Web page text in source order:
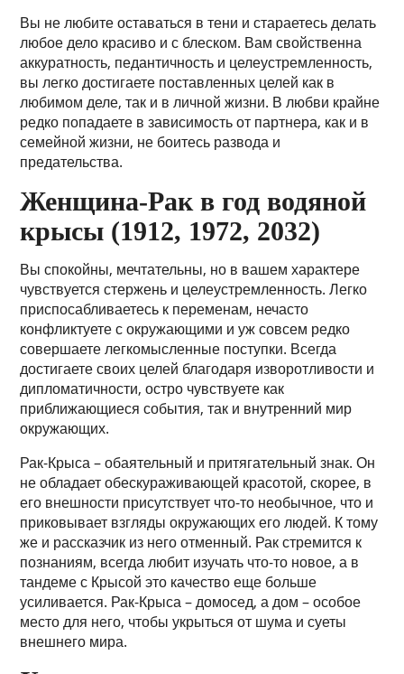
Вы не любите оставаться в тени и стараетесь делать
любое дело красиво и с блеском. Вам свойственна
аккуратность, педантичность и целеустремленность,
вы легко достигаете поставленных целей как в
любимом деле, так и в личной жизни. В любви крайне
редко попадаете в зависимость от партнера, как и в
семейной жизни, не боитесь развода и
предательства.
Женщина-Рак в год водяной
крысы (1912, 1972, 2032)
Вы спокойны, мечтательны, но в вашем характере
чувствуется стержень и целеустремленность. Легко
приспосабливаетесь к переменам, нечасто
конфликтуете с окружающими и уж совсем редко
совершаете легкомысленные поступки. Всегда
достигаете своих целей благодаря изворотливости и
дипломатичности, остро чувствуете как
приближающиеся события, так и внутренний мир
окружающих.
Рак-Крыса – обаятельный и притягательный знак. Он
не обладает обескураживающей красотой, скорее, в
его внешности присутствует что-то необычное, что и
приковывает взгляды окружающих его людей. К тому
же и рассказчик из него отменный. Рак стремится к
познаниям, всегда любит изучать что-то новое, а в
тандеме с Крысой это качество еще больше
усиливается. Рак-Крыса – домосед, а дом – особое
место для него, чтобы укрыться от шума и суеты
внешнего мира.